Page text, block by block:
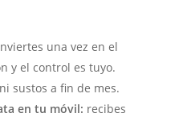
una vez en el
y el control es tuyo.
sustos a fin de mes.
en tu móvil: recibes